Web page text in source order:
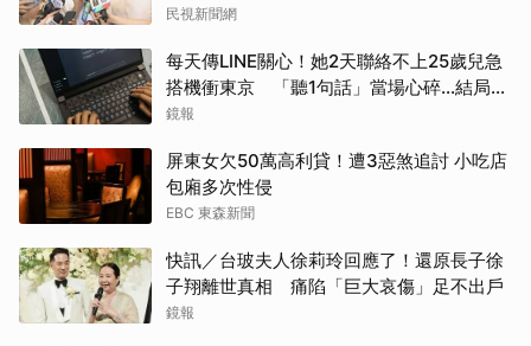
民視新聞網
每天傳LINE關心！她2天聯絡不上25歲兒急
搭機衝東京 「聽1句話」當場心碎...結局看
哭網
鏡報
屏東女欠50萬高利貸！遭3惡煞追討 小吃店
包廂多次性侵
EBC 東森新聞
快訊／台玻夫人徐莉玲回應了！還原長子徐
子翔離世真相 痛陷「巨大哀傷」足不出戶
鏡報